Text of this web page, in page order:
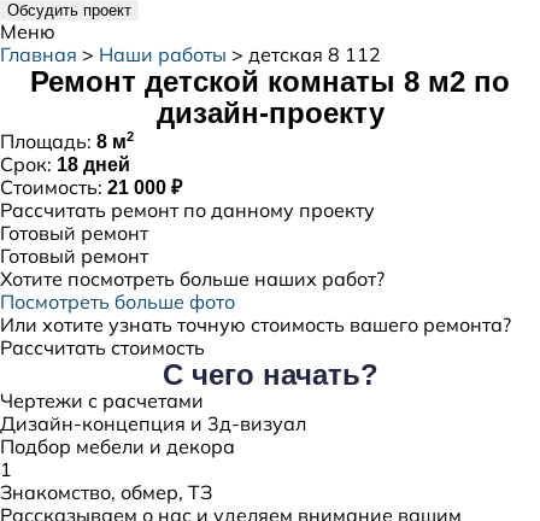
Обсудить проект
Меню
Главная > Наши работы > детская 8 112
Ремонт детской комнаты 8 м2 по
дизайн-проекту
Площадь: 8 м2
Срок: 18 дней
Стоимость: 21 000 ₽
Рассчитать ремонт по данному проекту
Готовый ремонт
Готовый ремонт
Хотите посмотреть больше наших работ?
Посмотреть больше фото
Или хотите узнать точную стоимость вашего ремонта?
Рассчитать стоимость
С чего начать?
Чертежи с расчетами
Дизайн-концепция и 3д-визуал
Подбор мебели и декора
1
Знакомство, обмер, ТЗ
Рассказываем о нас и уделяем внимание вашим